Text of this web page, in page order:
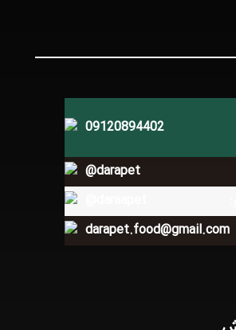
09120894402
@darapet
darapet.food@gmail.com